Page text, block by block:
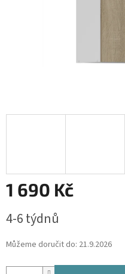
1 690 Kč
cena:
4-6 týdnů
Můžeme doručit do: 21.9.2026